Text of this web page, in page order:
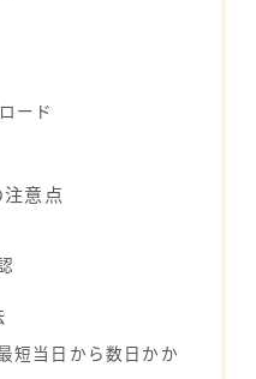
ード
意点
短当日から数日かか